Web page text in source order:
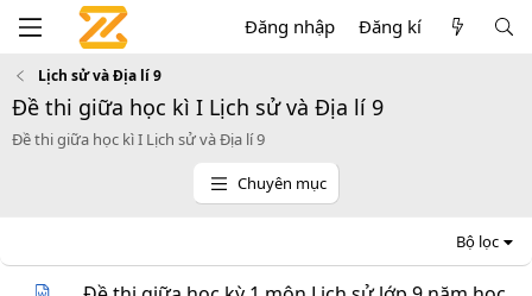
Đăng nhập Đăng kí
Lịch sử và Địa lí 9
Đề thi giữa học kì I Lịch sử và Địa lí 9
Đề thi giữa học kì I Lịch sử và Địa lí 9
Chuyên mục
Bộ lọc